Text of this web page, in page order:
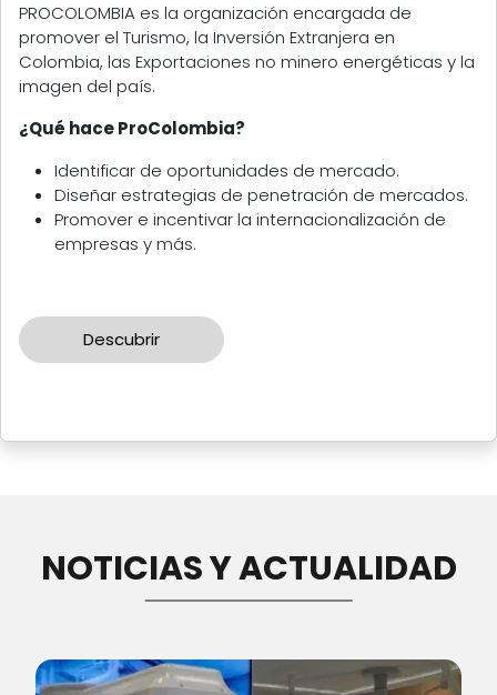
PROCOLOMBIA es la organización encargada de
promover el Turismo, la Inversión Extranjera en
Colombia, las Exportaciones no minero energéticas y la
imagen del país.
¿Qué hace ProColombia?
Identificar de oportunidades de mercado.
Diseñar estrategias de penetración de mercados.
Promover e incentivar la internacionalización de
empresas y más.
Descubrir
NOTICIAS Y ACTUALIDAD